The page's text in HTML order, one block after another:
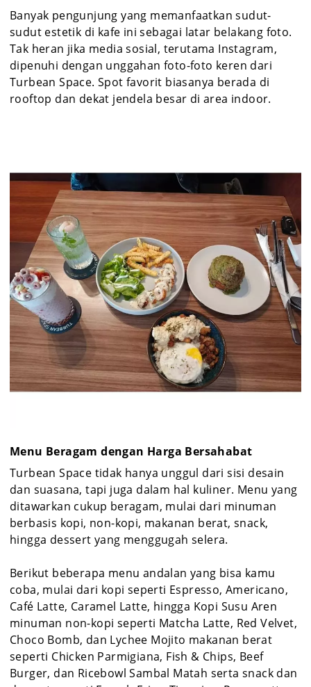
Banyak pengunjung yang memanfaatkan sudut-
sudut estetik di kafe ini sebagai latar belakang foto.
Tak heran jika media sosial, terutama Instagram,
dipenuhi dengan unggahan foto-foto keren dari
Turbean Space. Spot favorit biasanya berada di
rooftop dan dekat jendela besar di area indoor.
Menu Beragam dengan Harga Bersahabat
Turbean Space tidak hanya unggul dari sisi desain
dan suasana, tapi juga dalam hal kuliner. Menu yang
ditawarkan cukup beragam, mulai dari minuman
berbasis kopi, non-kopi, makanan berat, snack,
hingga dessert yang menggugah selera.
Berikut beberapa menu andalan yang bisa kamu
coba, mulai dari kopi seperti Espresso, Americano,
Café Latte, Caramel Latte, hingga Kopi Susu Aren
minuman non-kopi seperti Matcha Latte, Red Velvet,
Choco Bomb, dan Lychee Mojito makanan berat
seperti Chicken Parmigiana, Fish & Chips, Beef
Burger, dan Ricebowl Sambal Matah serta snack dan